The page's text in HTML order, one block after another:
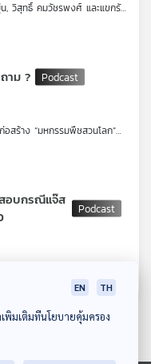
วิสุทธิ์ คมวัชรพงศ์ และแขกรับ
องค์กรต่อต้านคอร์รัปชัน
คอร์รัปชัน เป็นปัญหาใหญ่ที่
งไร ? ฟังในรายการ สมมุติว่า
าม ?
อสร้าง “มหกรรมพืชสวนโลก”
ล้านบาท คืบหน้าไปแล้วก
รงการย่อย เข้าข่ายฮั้วประมูล
กกลุ่มข่าวสืบสวน สำนักข่าว
ละ อิทธิพล เอี่ยมเชย เล่าให้
อบกรณีแจ๊ส
EN TH
พิ่มเติมที่นโยบายคุ้มครอง